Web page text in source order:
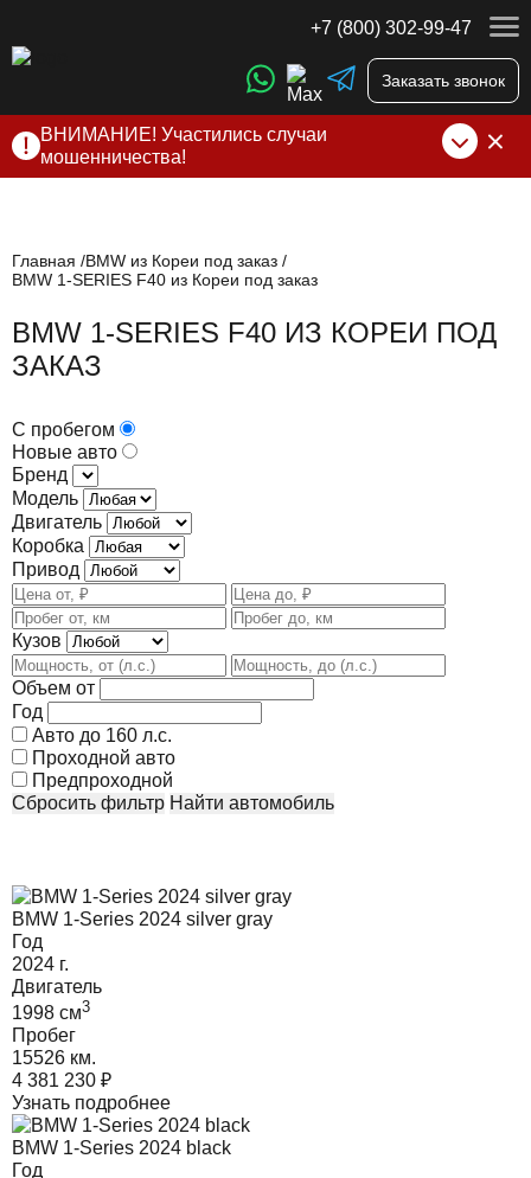
+7 (800) 302-99-47
Заказать звонок
ВНИМАНИЕ! Участились случаи
мошенничества!
нами по официальнымконтактам
и на сайте
Главная
BMW из Кореи под заказ
BMW 1-SERIES F40 из Кореи под заказ
BMW 1-SERIES F40 ИЗ КОРЕИ ПОД
ЗАКАЗ
С пробегом
Новые авто
Бренд
Модель
Двигатель
Коробка
Привод
Кузов
Объем от
Год
Авто до 160 л.с.
Проходной авто
Предпроходной
Сбросить фильтр
Найти автомобиль
BMW 1-Series 2024 silver gray
Год
2024 г.
Двигатель
1998 cм3
Пробег
15526 км.
4 381 230 ₽
Узнать подробнее
BMW 1-Series 2024 black
Год